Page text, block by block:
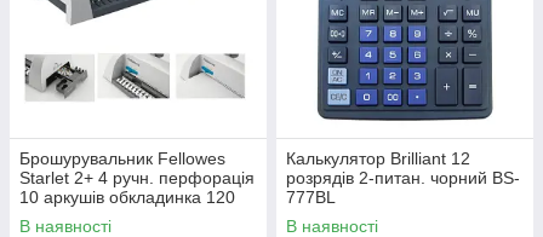
Брошурувальник Fellowes
Starlet 2+ 4 ручн. перфорація
10 аркушів обкладинка 120
аркушів f.B5227901
В наявності
Калькулятор Brilliant 12
розрядів 2-питан. чорний BS-
777ВL
В наявності